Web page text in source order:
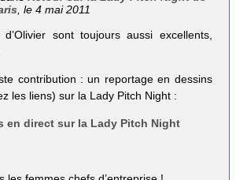
, le 4 mai 2011
sont toujours aussi excellents,
contribution : un reportage en dessins
les liens) sur la Lady Pitch Night :
en direct sur la Lady Pitch Night